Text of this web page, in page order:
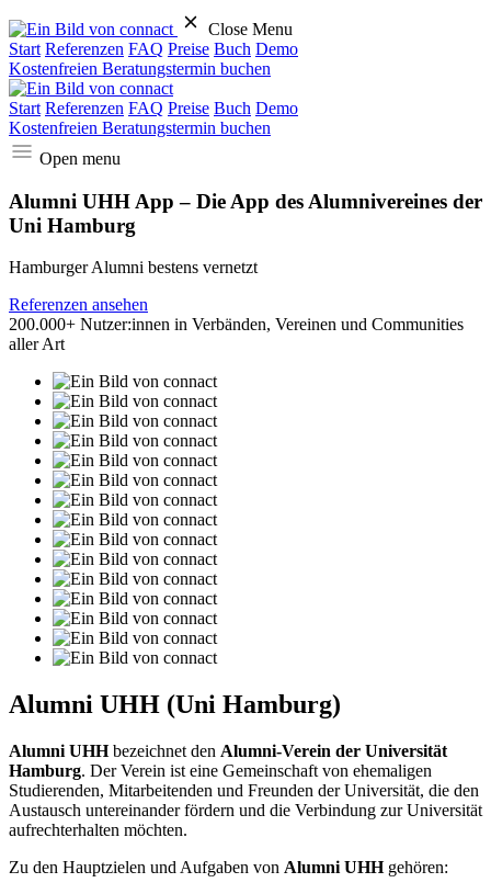
Close Menu
Start Referenzen FAQ Preise Buch Demo
Kostenfreien Beratungstermin buchen
Start Referenzen FAQ Preise Buch Demo
Kostenfreien Beratungstermin buchen
Open menu
Alumni UHH App – Die App des Alumnivereines der
Uni Hamburg
Hamburger Alumni bestens vernetzt
Referenzen ansehen
200.000+ Nutzer:innen in Verbänden, Vereinen und Communities
aller Art
Alumni UHH (Uni Hamburg)
Alumni UHHbezeichnet den Alumni-Verein der Universität
Hamburg. Der Verein ist eine Gemeinschaft von ehemaligen
Studierenden, Mitarbeitenden und Freunden der Universität, die den
Austausch untereinander fördern und die Verbindung zur Universität
aufrechterhalten möchten.
Zu den Hauptzielen und Aufgaben von Alumni UHHgehören: